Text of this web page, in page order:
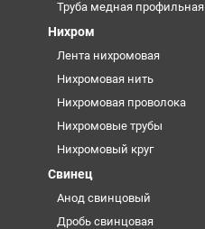
Труба медная профильная
Нихром
Лента нихромовая
Нихромовая нить
Нихромовая проволока
Нихромовые трубы
Нихромовый круг
Свинец
Анод свинцовый
Дробь свинцовая